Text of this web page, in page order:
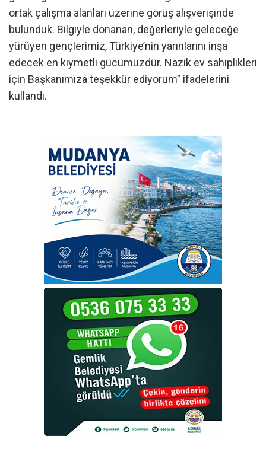
ortak çalışma alanları üzerine görüş alışverişinde
bulunduk. Bilgiyle donanan, değerleriyle geleceğe
yürüyen gençlerimiz, Türkiye’nin yarınlarını inşa
edecek en kıymetli gücümüzdür. Nazik ev sahiplikleri
için Başkanımıza teşekkür ediyorum” ifadelerini
kullandı.